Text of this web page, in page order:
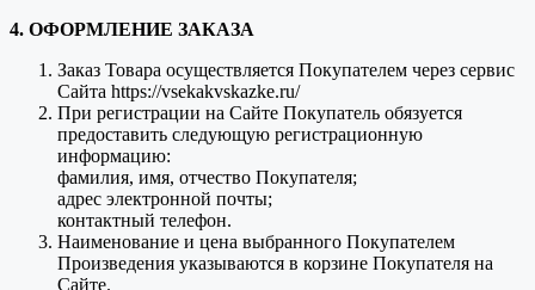
4. ОФОРМЛЕНИЕ ЗАКАЗА
Заказ Товара осуществляется Покупателем через сервис
Сайта https://vsekakvskazke.ru/
При регистрации на Сайте Покупатель обязуется
предоставить следующую регистрационную
информацию:
фамилия, имя, отчество Покупателя;
адрес электронной почты;
контактный телефон.
Наименование и цена выбранного Покупателем
Произведения указываются в корзине Покупателя на
Сайте.